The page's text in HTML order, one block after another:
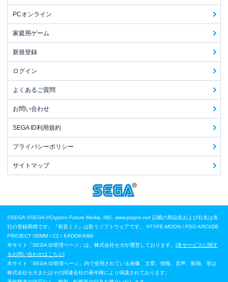
PCオンライン
家庭用ゲーム
新規登録
ログイン
よくあるご質問
お問い合わせ
SEGA ID利用規約
プライバシーポリシー
サイトマップ
©SEGA ©SEGA ©Crypton Future Media, INC. www.piapro.net 記載の商品名および社名は各
社の登録商標です。『初音ミク』は歌うソフトウェアです。
©TYPE-MOON / FGO ARCADE
PROJECT ©DMM / C2 / KADOKAWA
本サイト「SEGA ID管理ページ」は、株式会社セガが運営しております。[本サービスに関す
るお問い合わせはこちら]
本サイト「SEGA ID管理ページ」内で使用されている画像、文章、情報、音声、動画、等は
株式会社セガまたはその関連会社の著作権により保護されております。